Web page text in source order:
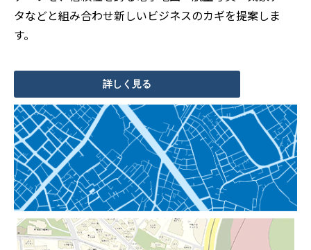
タなどと組み合わせ新しいビジネスのカギを提案しま
す。
詳しく見る